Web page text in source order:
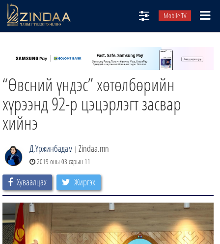
Mobile TV
ТВ8
ӨГЛӨӨНИЙ СОНИН
ЗИНДАА СЭТГҮҮЛ
“Өвсний үндэс” хөтөлбөрийн
хүрээнд 92-р цэцэрлэгт засвар
хийнэ
Д.Үржинбадам | Zindaa.mn
2019 оны 03 сарын 11
Хуваалцах Жиргэх